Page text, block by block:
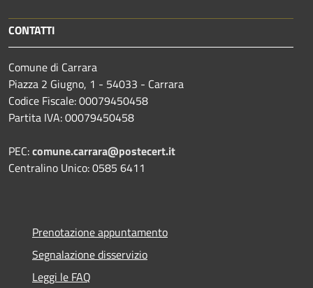
CONTATTI
Comune di Carrara
Piazza 2 Giugno, 1 - 54033 - Carrara
Codice Fiscale: 00079450458
Partita IVA: 00079450458
PEC:comune.carrara@postecert.it
Centralino Unico: 0585 6411
Prenotazione appuntamento
Segnalazione disservizio
Leggi le FAQ